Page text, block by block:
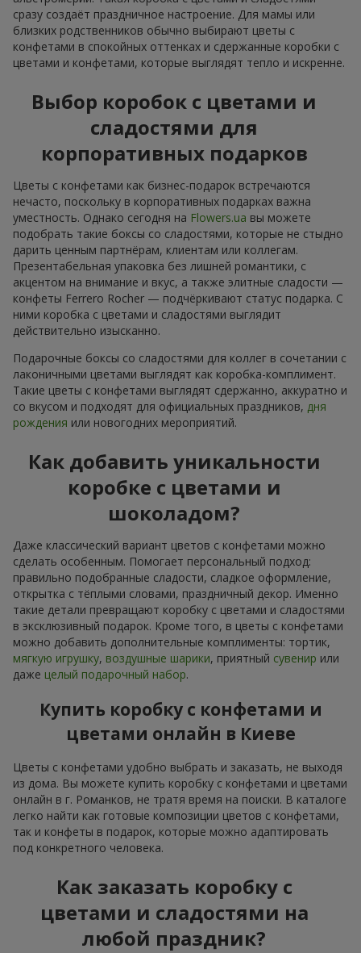
сразу создаёт праздничное настроение. Для мамы или
близких родственников обычно выбирают цветы с
конфетами в спокойных оттенках и сдержанные коробки с
цветами и конфетами, которые выглядят тепло и искренне.
Выбор коробок с цветами и
сладостями для
корпоративных подарков
Цветы с конфетами как бизнес-подарок встречаются
нечасто, поскольку в корпоративных подарках важна
уместность. Однако сегодня на Flowers.ua вы можете
подобрать такие боксы со сладостями, которые не стыдно
дарить ценным партнёрам, клиентам или коллегам.
Презентабельная упаковка без лишней романтики, с
акцентом на внимание и вкус, а также элитные сладости —
конфеты Ferrero Rocher — подчёркивают статус подарка. С
ними коробка с цветами и сладостями выглядит
действительно изысканно.
Подарочные боксы со сладостями для коллег в сочетании с
лаконичными цветами выглядят как коробка-комплимент.
Такие цветы с конфетами выглядят сдержанно, аккуратно и
со вкусом и подходят для официальных праздников, дня
рождения или новогодних мероприятий.
Как добавить уникальности
коробке с цветами и
шоколадом?
Даже классический вариант цветов с конфетами можно
сделать особенным. Помогает персональный подход:
правильно подобранные сладости, сладкое оформление,
открытка с тёплыми словами, праздничный декор. Именно
такие детали превращают коробку с цветами и сладостями
в эксклюзивный подарок. Кроме того, в цветы с конфетами
можно добавить дополнительные комплименты: тортик,
мягкую игрушку, воздушные шарики, приятный сувенир или
даже целый подарочный набор.
Купить коробку с конфетами и
цветами онлайн в Киеве
Цветы с конфетами удобно выбрать и заказать, не выходя
из дома. Вы можете купить коробку с конфетами и цветами
онлайн в г. Романков, не тратя время на поиски. В каталоге
легко найти как готовые композиции цветов с конфетами,
так и конфеты в подарок, которые можно адаптировать
под конкретного человека.
Как заказать коробку с
цветами и сладостями на
любой праздник?